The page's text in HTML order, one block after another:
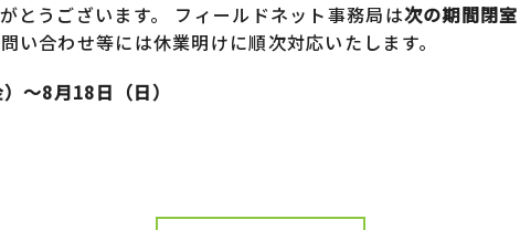
とうございます。 フィールドネット事務局は次の期間閉室
い合わせ等には休業明けに順次対応いたします。
～8月18日（日）